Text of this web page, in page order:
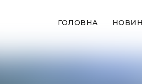
ГОЛОВНА